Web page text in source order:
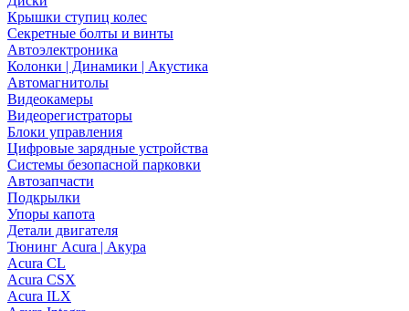
Крышки ступиц колес
Секретные болты и винты
Автоэлектроника
Колонки | Динамики | Акустика
Автомагнитолы
Видеокамеры
Видеорегистраторы
Блоки управления
Цифровые зарядные устройства
Системы безопасной парковки
Автозапчасти
Подкрылки
Упоры капота
Детали двигателя
Тюнинг Acura | Акура
Acura CL
Acura CSX
Acura ILX